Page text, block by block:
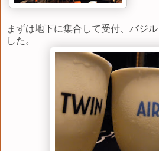
まずは地下に集合して受付、バジ
した。